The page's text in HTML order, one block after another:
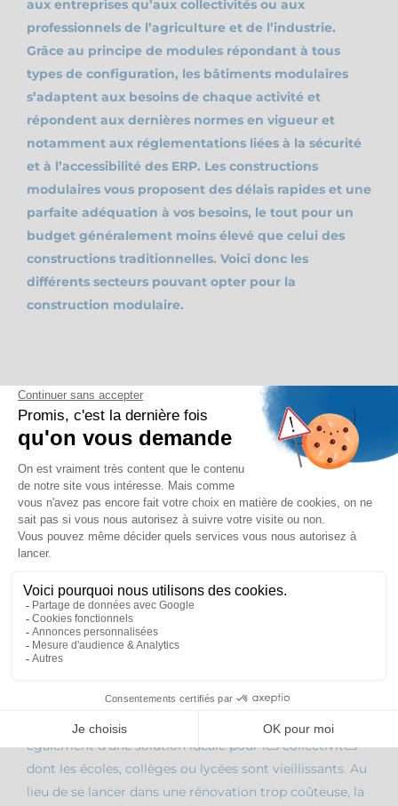
aux entreprises qu’aux collectivités ou aux
professionnels de l’agriculture et de l’industrie.
Grâce au principe de modules répondant à tous
types de configuration, les bâtiments modulaires
s’adaptent aux besoins de chaque activité et
répondent aux dernières normes en vigueur et
notamment aux réglementations liées à la sécurité
et à l’accessibilité des ERP. Les constructions
modulaires vous proposent des délais rapides et une
parfaite adéquation à vos besoins, le tout pour un
budget généralement moins élevé que celui des
constructions traditionnelles. Voici donc les
différents secteurs pouvant opter pour la
construction modulaire.
LES BÂTIMENTS MODULAIRES POUR
L’ENSEIGNEMENT
Les communes devant faire face à des salles de classe
surchargées ou à des bâtiments vieillissants sont
nombreuses. Pour remédier à ce problème tout en
surveillant leur budget, elles peuvent donc opter pour
la construction de bâtiments modulaires.
Installer unesalle de classe modulaire
école modulaire permet ainsi d’accueillir l’ensemble
des enfants de la commune. En quelques semaines
bâtiment modulaire est mis en place afin d’ajouter une
ou plusieurs classes supplémentaires. Il s’agit
également d’une solution idéale pour les collectivités
dont les écoles, collèges ou lycées sont vieillissants. Au
lieu de se lancer dans une rénovation trop coûteuse, la